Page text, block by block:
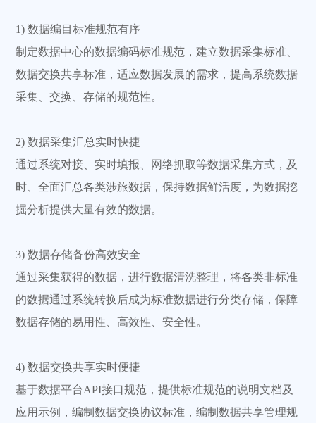
1) 数据编目标准规范有序
制定数据中心的数据编码标准规范，建立数据采集标准、
数据交换共享标准，适应数据发展的需求，提高系统数据
采集、交换、存储的规范性。
2) 数据采集汇总实时快捷
通过系统对接、实时填报、网络抓取等数据采集方式，及
时、全面汇总各类涉旅数据，保持数据鲜活度，为数据挖
掘分析提供大量有效的数据。
3) 数据存储备份高效安全
通过采集获得的数据，进行数据清洗整理，将各类非标准
的数据通过系统转换后成为标准数据进行分类存储，保障
数据存储的易用性、高效性、安全性。
4) 数据交换共享实时便捷
基于数据平台API接口规范，提供标准规范的说明文档及
应用示例，编制数据交换协议标准，编制数据共享管理规